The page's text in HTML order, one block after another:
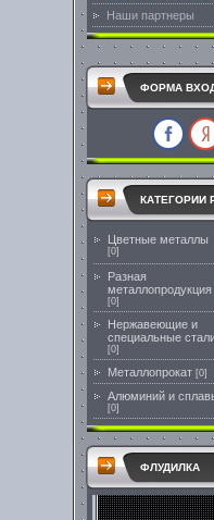
Наши партнеры
ФОРМА
КАТЕГОРИИ
Цветные металлы
[0]
Разная
металлопродукция
[0]
Нержавеющие и
специальные
[0]
Металлопрокат [0]
Алюминий и
[0]
ФЛУДИЛКА